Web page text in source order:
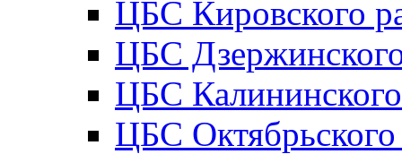
ЦБС Кировского
ЦБС
ЦБС
ЦБС